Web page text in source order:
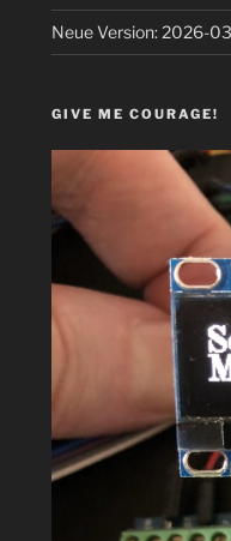
Neue Version: 2026-
GIVE ME COURAGE!